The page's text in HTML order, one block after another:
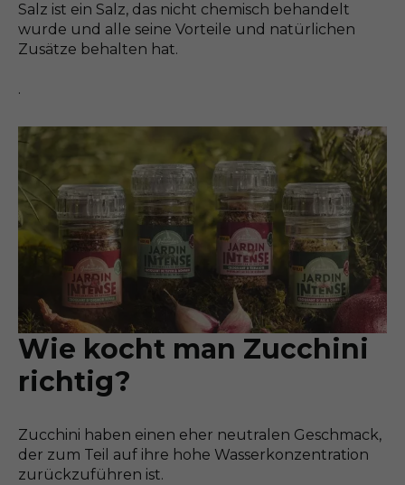
Salz ist ein Salz, das nicht chemisch behandelt
wurde und alle seine Vorteile und natürlichen
Zusätze behalten hat.
.
Wie kocht man Zucchini
richtig?
Zucchini haben einen eher neutralen Geschmack,
der zum Teil auf ihre hohe Wasserkonzentration
zurückzuführen ist.